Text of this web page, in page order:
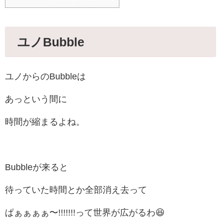
ユノBubble
ユノからのBubbleは
あっという間に
時間が縮まるよね。
Bubbleが来ると
待っていた時間とか全部消え去って
ぱぁぁぁぁ〜!!!!!!!って世界が広がるわ😆